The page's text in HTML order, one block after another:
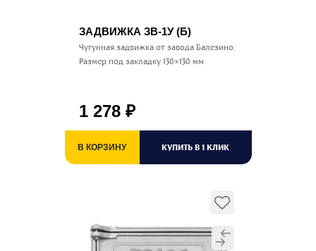
ЗАДВИЖКА ЗВ-1У (Б)
Чугунная задвижка от завода Балезино.
Размер под закладку 130×130 мм
1 278 ₽
В КОРЗИНУ КУПИТЬ В 1 КЛИК